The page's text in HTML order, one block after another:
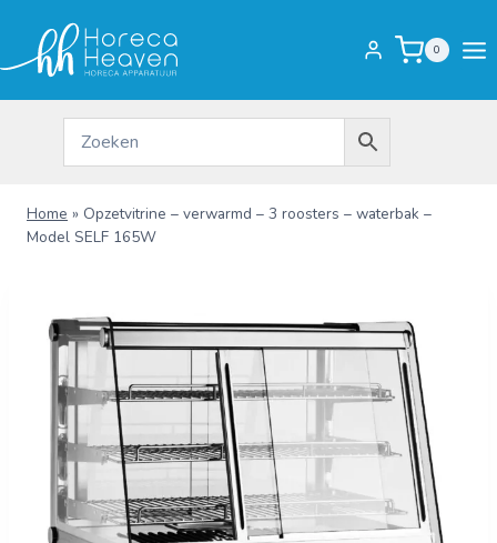
inhoud
0
Home » Opzetvitrine – verwarmd – 3 roosters – waterbak –
Model SELF 165W